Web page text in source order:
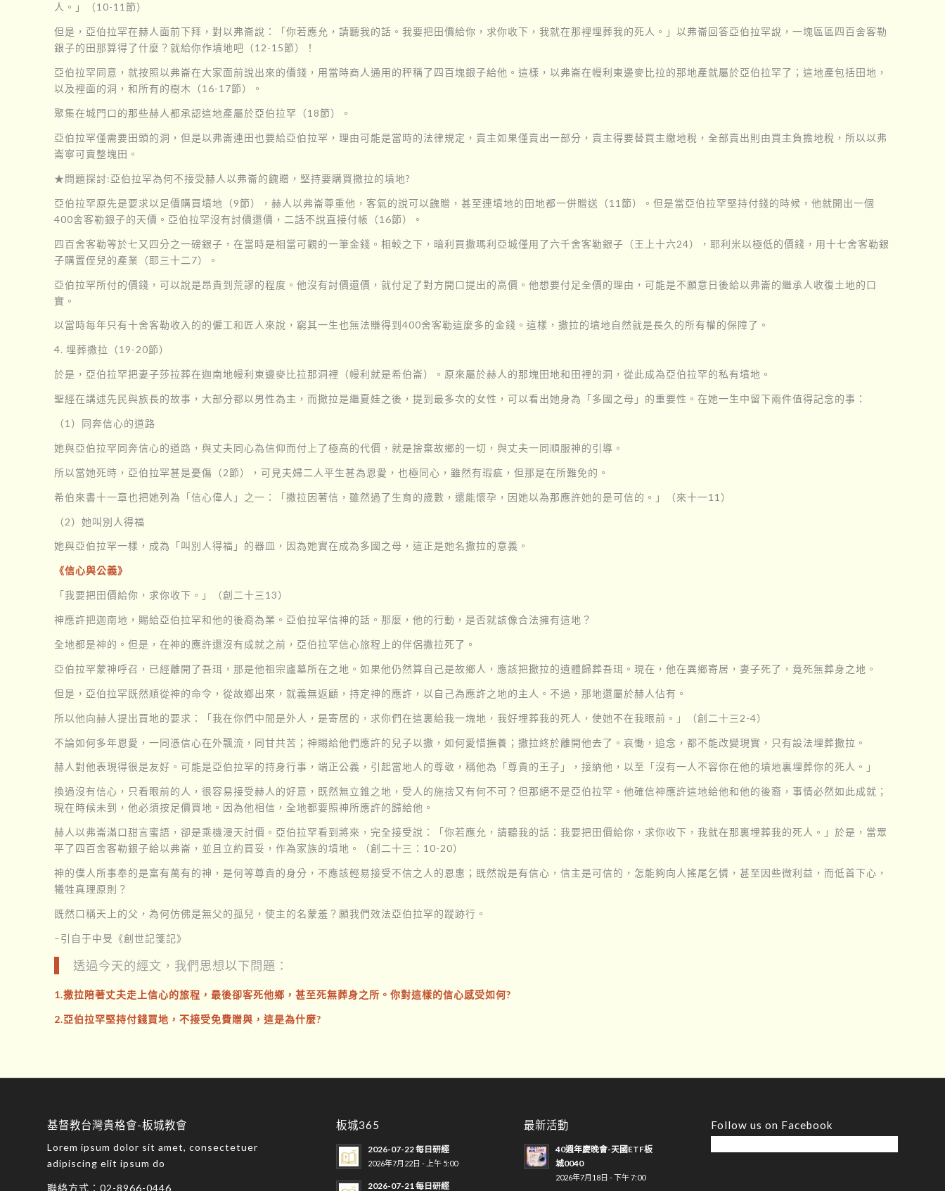
人。」（10-11節）
但是，亞伯拉罕在赫人面前下拜，對以弗崙說：「你若應允，請聽我的話。我要把田價給你，求你收下，我就在那裡埋葬我的死人。」以弗崙回答亞伯拉罕說，一塊區區四百舍客勒
銀子的田那算得了什麼？就給你作墳地吧（12-15節）！
亞伯拉罕同意，就按照以弗崙在大家面前說出來的價錢，用當時商人通用的秤稱了四百塊銀子給他。這樣，以弗崙在幔利東邊麥比拉的那地產就屬於亞伯拉罕了；這地產包括田地，
以及裡面的洞，和所有的樹木（16-17節）。
聚集在城門口的那些赫人都承認這地產屬於亞伯拉罕（18節）。
亞伯拉罕僅需要田頭的洞，但是以弗崙連田也要給亞伯拉罕，理由可能是當時的法律規定，賣主如果僅賣出一部分，賣主得要替買主繳地稅，全部賣出則由買主負擔地稅，所以以弗
崙寧可賣整塊田。
★問題探討:亞伯拉罕為何不接受赫人以弗崙的餽贈，堅持要購買撒拉的墳地?
亞伯拉罕原先是要求以足價購買墳地（9節），赫人以弗崙尊重他，客氣的說可以餽贈，甚至連墳地的田地都一併贈送（11節）。但是當亞伯拉罕堅持付錢的時候，他就開出一個
400舍客勒銀子的天價。亞伯拉罕沒有討價還價，二話不說直接付帳（16節）。
四百舍客勒等於七又四分之一磅銀子，在當時是相當可觀的一筆金錢。相較之下，暗利買撒瑪利亞城僅用了六千舍客勒銀子（王上十六24），耶利米以極低的價錢，用十七舍客勒銀
子購置侄兒的產業（耶三十二7）。
亞伯拉罕所付的價錢，可以說是昂貴到荒謬的程度。他沒有討價還價，就付足了對方開口提出的高價。他想要付足全價的理由，可能是不願意日後給以弗崙的繼承人收復土地的口
實。
以當時每年只有十舍客勒收入的的僱工和匠人來說，窮其一生也無法賺得到400舍客勒這麼多的金錢。這樣，撒拉的墳地自然就是長久的所有權的保障了。
4. 埋葬撒拉（19-20節）
於是，亞伯拉罕把妻子莎拉葬在迦南地幔利東邊麥比拉那洞裡（幔利就是希伯崙）。原來屬於赫人的那塊田地和田裡的洞，從此成為亞伯拉罕的私有墳地。
聖經在講述先民與族長的故事，大部分都以男性為主，而撒拉是繼夏娃之後，提到最多次的女性，可以看出她身為「多國之母」的重要性。在她一生中留下兩件值得記念的事：
（1）同奔信心的道路
她與亞伯拉罕同奔信心的道路，與丈夫同心為信仰而付上了極高的代價，就是捨棄故鄉的一切，與丈夫一同順服神的引導。
所以當她死時，亞伯拉罕甚是憂傷（2節），可見夫婦二人平生甚為恩愛，也極同心，雖然有瑕疵，但那是在所難免的。
希伯來書十一章也把她列為「信心偉人」之一：「撒拉因著信，雖然過了生育的歲數，還能懷孕，因她以為那應許她的是可信的。」（來十一11）
（2）她叫別人得福
她與亞伯拉罕一樣，成為「叫別人得福」的器皿，因為她實在成為多國之母，這正是她名撒拉的意義。
《信心與公義》
「我要把田價給你，求你收下。」（創二十三13）
神應許把迦南地，賜給亞伯拉罕和他的後裔為業。亞伯拉罕信神的話。那麼，他的行動，是否就該像合法擁有這地？
全地都是神的。但是，在神的應許還沒有成就之前，亞伯拉罕信心旅程上的伴侶撒拉死了。
亞伯拉罕蒙神呼召，已經離開了吾珥，那是他祖宗廬墓所在之地。如果他仍然算自己是故鄉人，應該把撒拉的遺體歸葬吾珥。現在，他在異鄉寄居，妻子死了，竟死無葬身之地。
但是，亞伯拉罕既然順從神的命令，從故鄉出來，就義無返顧，持定神的應許，以自己為應許之地的主人。不過，那地還屬於赫人佔有。
所以他向赫人提出買地的要求：「我在你們中間是外人，是寄居的，求你們在這裏給我一塊地，我好埋葬我的死人，使她不在我眼前。」（創二十三2-4）
不論如何多年恩愛，一同憑信心在外飄流，同甘共苦；神賜給他們應許的兒子以撒，如何愛惜撫養；撒拉終於離開他去了。哀慟，追念，都不能改變現實，只有設法埋葬撒拉。
赫人對他表現得很是友好。可能是亞伯拉罕的持身行事，端正公義，引起當地人的尊敬，稱他為「尊貴的王子」，接納他，以至「沒有一人不容你在他的墳地裏埋葬你的死人。」
換過沒有信心，只看眼前的人，很容易接受赫人的好意，既然無立錐之地，受人的施捨又有何不可？但那絕不是亞伯拉罕。他確信神應許這地給他和他的後裔，事情必然如此成就；
現在時候未到，他必須按足價買地。因為他相信，全地都要照神所應許的歸給他。
赫人以弗崙滿口甜言蜜語，卻是乘機漫天討價。亞伯拉罕看到將來，完全接受說：「你若應允，請聽我的話：我要把田價給你，求你收下，我就在那裏埋葬我的死人。」於是，當眾
平了四百舍客勒銀子給以弗崙，並且立約買妥，作為家族的墳地。（創二十三：10-20）
神的僕人所事奉的是富有萬有的神，是何等尊貴的身分，不應該輕易接受不信之人的恩惠；既然說是有信心，信主是可信的，怎能夠向人搖尾乞憐，甚至因些微利益，而低首下心，
犧牲真理原則？
既然口稱天上的父，為何仿佛是無父的孤兒，使主的名蒙羞？願我們效法亞伯拉罕的蹤跡行。
–引自于中旻《創世記箋記》
透過今天的經文，我們思想以下問題：
1.撒拉陪著丈夫走上信心的旅程，最後卻客死他鄉，甚至死無葬身之所。你對這樣的信心感受如何?
2.亞伯拉罕堅持付錢買地，不接受免費贈與，這是為什麼?
基督教台灣貴格會-板城教會
Lorem ipsum dolor sit amet, consectetuer
adipiscing elit ipsum do
聯絡方式： 02-8966-0446
板城365
2026-07-22 每日研經
2026年7月22日 - 上午 5:00
2026-07-21 每日研經
最新活動
40週年慶晚會-天國ETF板
城0040
2026年7月18日 - 下午 7:00
Follow us on Facebook